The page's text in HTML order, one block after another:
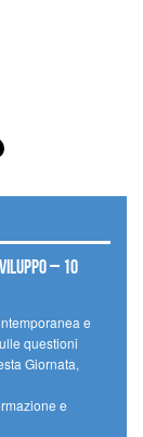
– 10
e
questioni
Giornata,
e